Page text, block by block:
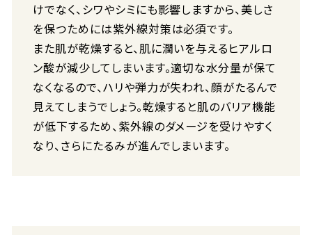
けでなく、シワやシミにも影響しますから、美しさ
を保つためには紫外線対策は必須です。
また肌が乾燥すると、肌に潤いを与えるヒアルロ
ン酸が減少してしまいます。適切な水分量が保て
なくなるので、ハリや弾力が失われ、顔がたるんで
見えてしまうでしょう。乾燥すると肌のバリア機能
が低下するため、紫外線のダメージを受けやすく
なり、さらにたるみが進んでしまいます。